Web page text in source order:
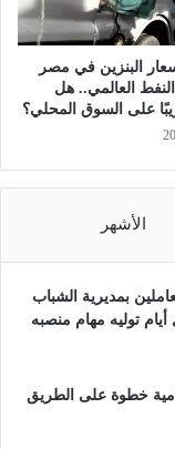
البنزين في مصر
العالمي.. هل
على السوق المحلي؟
الأشهر
بمديرية الشباب
توليه مهام منصبه
خطوة على الطريق